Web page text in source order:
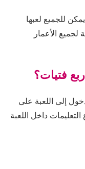
للجميع لعبها
الأعمار
فتيات؟
إلى اللعبة على
داخل اللعبة